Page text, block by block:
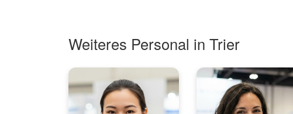
Weiteres Personal in Trier